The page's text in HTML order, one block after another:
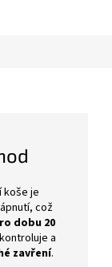
koše je
což
dobu 20
a
zavření.